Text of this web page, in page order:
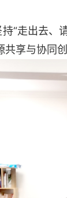
走出去、
共享与协同